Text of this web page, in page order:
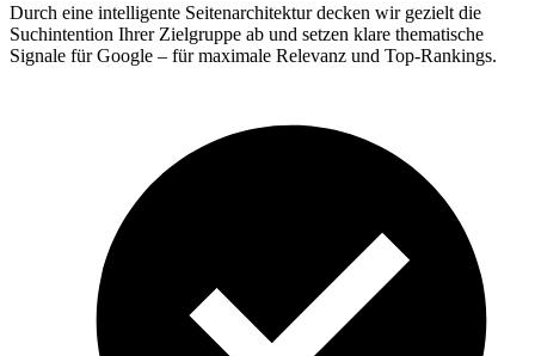
Durch eine intelligente Seitenarchitektur decken wir gezielt die
Suchintention Ihrer Zielgruppe ab und setzen klare thematische
Signale für Google – für maximale Relevanz und Top-Rankings.